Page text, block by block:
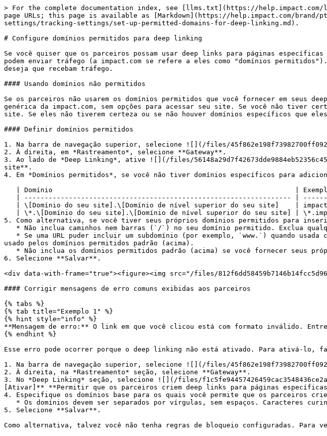
> For the complete documentation index, see [llms.txt](https://
page URLs; this page is available as [Markdown](https://help.impact.com/
settings/tracking-settings/set-up-permitted-domains-for-deep-linking.md).
# Configure domínios permitidos para deep linking
Se você quiser que os parceiros possam usar deep links para páginas
podem enviar tráfego (a impact.com se refere a eles como "domínios
deseja que recebam tráfego.
#### Usando domínios não permitidos
Se os parceiros não usarem os domínios permitidos que você fornecer em seus
genérica da impact.com, sem opções para acessar seu site. Se você não tiver
site. Se eles não tiverem certeza ou se não houver domínios específicos que
#### Definir domínios permitidos
1. Na barra de navegação superior, selecione ![](/files/
2. À direita, em *Rastreamento*, selecione **Gateway**.
3. Ao lado de *Deep Linking*, ative ![](/files/
site**.
4. Em *Domínios permitidos*, se você não tiver domínios específicos para
5. Como alternativa, se você tiver seus próprios domínios permitidos para
usado pelos domínios permitidos padrão (acima).
6. Selecione **Salvar**.
<div data-with-frame="true"><figure><img src="/files/
#### Corrigir mensagens de erro comuns exibidas aos parceiros
{% tabs %}
{% tab title="Exemplo 1" %}
{% hint style="info" %}
**Mensagem de erro:** O link em que você clicou está com formato inválido.
{% endhint %}
Esse erro pode ocorrer porque o deep linking não está ativado. Para ativá-lo,
1. Na barra de navegação superior, selecione ![](/files/
2. À direita, na *Rastreamento* seção, selecione **Gateway**.
3. No *Deep Linking* seção, selecione ![](/files/
[Ativar]** **Permitir que os parceiros criem deep links para páginas
4. Especifique os domínios base para os quais você permite que os parceiros
5. Selecione **Salvar**.
Como alternativa, talvez você não tenha regras de bloqueio configuradas. Para